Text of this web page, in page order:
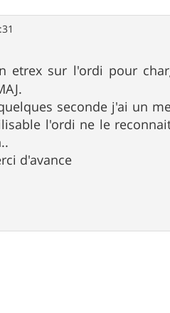
etrex sur l'ordi pour
seconde j'ai un
l'ordi ne le
d'avance